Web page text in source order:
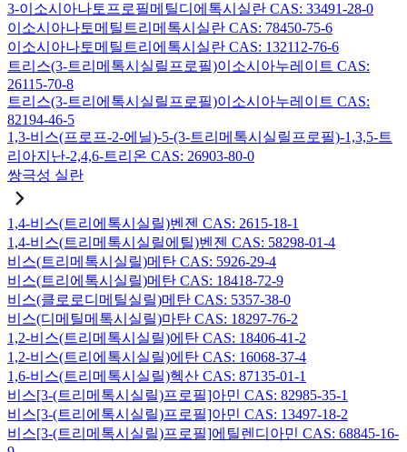
3-이소시아나토프로필메틸디에톡시실란 CAS: 33491-28-0
이소시아나토메틸트리메톡시실란 CAS: 78450-75-6
이소시아나토메틸트리에톡시실란 CAS: 132112-76-6
트리스(3-트리메톡시실릴프로필)이소시아누레이트 CAS:
26115-70-8
트리스(3-트리에톡시실릴프로필)이소시아누레이트 CAS:
82194-46-5
1,3-비스(프로프-2-에닐)-5-(3-트리메톡시실릴프로필)-1,3,5-트
리아지난-2,4,6-트리온 CAS: 26903-80-0
쌍극성 실란
1,4-비스(트리에톡시실릴)벤젠 CAS: 2615-18-1
1,4-비스(트리메톡시실릴에틸)벤젠 CAS: 58298-01-4
비스(트리메톡시실릴)메탄 CAS: 5926-29-4
비스(트리에톡시실릴)메탄 CAS: 18418-72-9
비스(클로로디메틸실릴)메탄 CAS: 5357-38-0
비스(디메틸메톡시실릴)마탄 CAS: 18297-76-2
1,2-비스(트리메톡시실릴)에탄 CAS: 18406-41-2
1,2-비스(트리에톡시실릴)에탄 CAS: 16068-37-4
1,6-비스(트리메톡시실릴)헥산 CAS: 87135-01-1
비스[3-(트리메톡시실릴)프로필]아민 CAS: 82985-35-1
비스[3-(트리에톡시실릴)프로필]아민 CAS: 13497-18-2
비스[3-(트리메톡시실릴)프로필]에틸렌디아민 CAS: 68845-16-